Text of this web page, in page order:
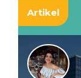
Artikel